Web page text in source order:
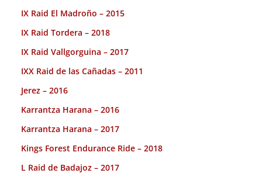
IX Raid El Madroño – 2015
IX Raid Tordera – 2018
IX Raid Vallgorguina – 2017
IXX Raid de las Cañadas – 2011
Jerez – 2016
Karrantza Harana – 2016
Karrantza Harana – 2017
Kings Forest Endurance Ride – 2018
L Raid de Badajoz – 2017